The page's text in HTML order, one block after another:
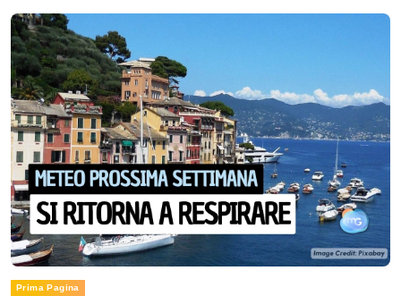
Prima Pagina